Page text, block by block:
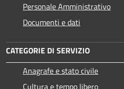
Personale Amministrativo
Documenti e dati
CATEGORIE DI SERVIZIO
Anagrafe e stato civile